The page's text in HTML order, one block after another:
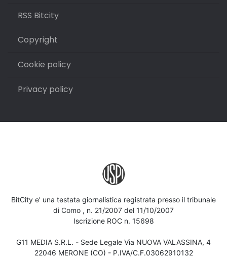
RSS Bitcity
Copyright
Cookie policy
Privacy policy
BitCity e' una testata giornalistica registrata presso il tribunale
di Como , n. 21/2007 del 11/10/2007
Iscrizione ROC n. 15698
G11 MEDIA S.R.L. - Sede Legale Via NUOVA VALASSINA, 4
22046 MERONE (CO) - P.IVA/C.F.03062910132